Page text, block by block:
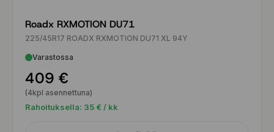
Roadx RXMOTION DU71
225/45R17 ROADX RXMOTION DU71 XL 94Y
Varastossa
409 €
(4kpl asennettuna)
Rahoituksella: 35 € / kk